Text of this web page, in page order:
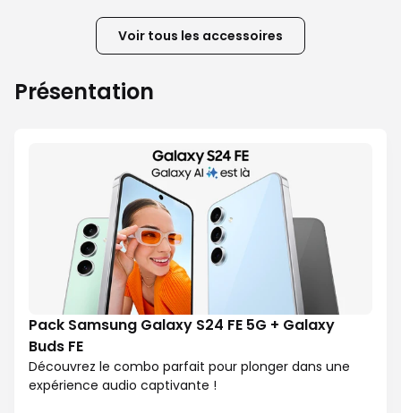
Voir tous les accessoires
Présentation
Pack Samsung Galaxy S24 FE 5G + Galaxy
Buds FE
Découvrez le combo parfait pour plonger dans une
expérience audio captivante !